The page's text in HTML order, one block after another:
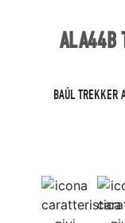
ALA44B
BAÚL TREKKER